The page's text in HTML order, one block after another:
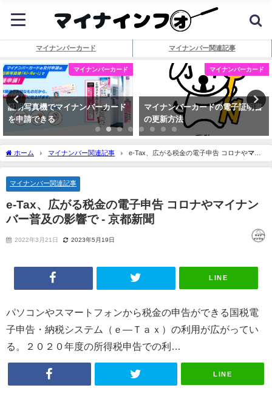
マイナンバーカード マイナンバー関連記事
マイナンバーカード
証明写真機でマイナンバーカード
を申請できる
マイナンバーカード
マイナンバーカードの電子証明書
の更新方法
ホーム マイナンバー関連記事 e-Tax、広がる税金の電子申告 コロナやマイ
ナンバー普及の影響で - 京都新聞
マイナンバー関連記事
e-Tax、広がる税金の電子申告 コロナやマイナン
バー普及の影響で - 京都新聞
2022年3月21日 2023年5月19日
LINE
パソコンやスマートフォンから税金の申告ができる国税電
子申告・納税システム（ｅ―Ｔａｘ）の利用が広がってい
る。２０２０年度の所得税申告での利…
LINE